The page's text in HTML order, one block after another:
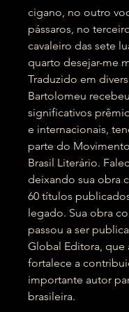
cigano, no outro
pássaros, no
cavaleiro das sete
quarto desejar-me
Traduzido em
Bartolomeu recebeu
significativos
e internacionais,
parte do
Brasil Literário.
deixando sua obra
60 títulos
legado. Sua obra
passou a ser
Global Editora, que
fortalece a
importante autor
brasileira.